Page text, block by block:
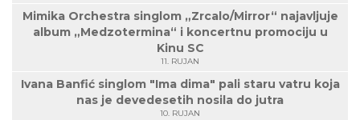
Mimika Orchestra singlom „Zrcalo/Mirror“ najavljuje
album „Medzotermina“ i koncertnu promociju u
Kinu SC
11. RUJAN
Ivana Banfić singlom "Ima dima" pali staru vatru koja
nas je devedesetih nosila do jutra
10. RUJAN